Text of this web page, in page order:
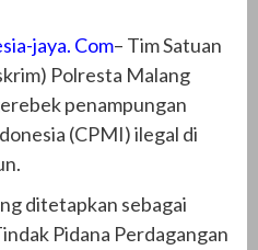
jaya. Com– Tim Satuan
Polresta Malang
penampungan
(CPMI) ilegal di
ditetapkan sebagai
Pidana Perdagangan